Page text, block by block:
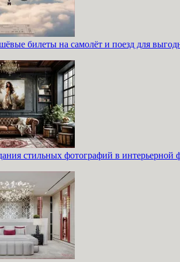
билеты на самолёт и поезд для
стильных фотографий в интерьерной